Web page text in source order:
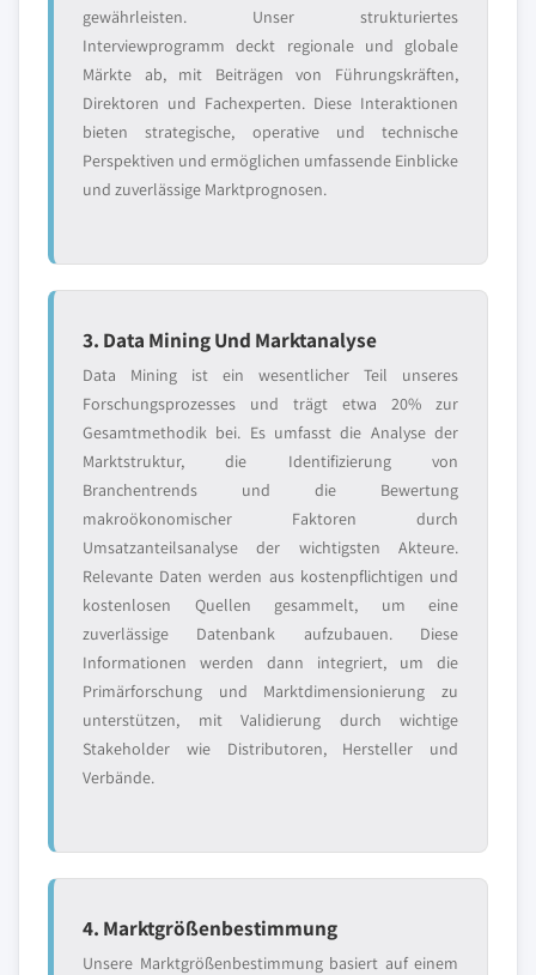
gewährleisten. Unser strukturiertes
Interviewprogramm deckt regionale und globale
Märkte ab, mit Beiträgen von Führungskräften,
Direktoren und Fachexperten. Diese Interaktionen
bieten strategische, operative und technische
Perspektiven und ermöglichen umfassende Einblicke
und zuverlässige Marktprognosen.
3. Data Mining Und Marktanalyse
Data Mining ist ein wesentlicher Teil unseres
Forschungsprozesses und trägt etwa 20% zur
Gesamtmethodik bei. Es umfasst die Analyse der
Marktstruktur, die Identifizierung von
Branchentrends und die Bewertung
makroökonomischer Faktoren durch
Umsatzanteilsanalyse der wichtigsten Akteure.
Relevante Daten werden aus kostenpflichtigen und
kostenlosen Quellen gesammelt, um eine
zuverlässige Datenbank aufzubauen. Diese
Informationen werden dann integriert, um die
Primärforschung und Marktdimensionierung zu
unterstützen, mit Validierung durch wichtige
Stakeholder wie Distributoren, Hersteller und
Verbände.
4. Marktgrößenbestimmung
Unsere Marktgrößenbestimmung basiert auf einem